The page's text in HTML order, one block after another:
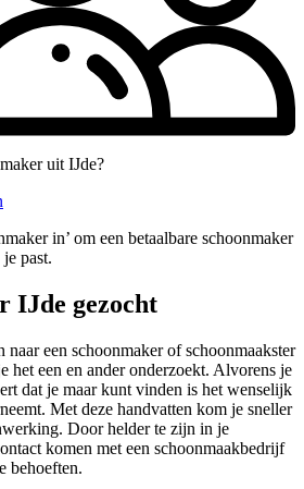
uit IJde?
in’ om een betaalbare schoonmaker
past.
IJde gezocht
naar een schoonmaker of schoonmaakster
het een en ander onderzoekt. Alvorens je
dat je maar kunt vinden is het wenselijk
Met deze handvatten kom je sneller
Door helder te zijn in je
komen met een schoonmaakbedrijf
behoeften.